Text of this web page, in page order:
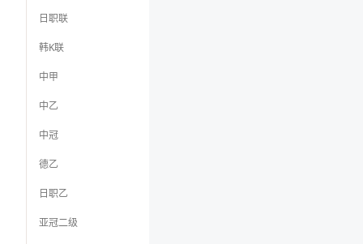
日职联
韩K联
中甲
中乙
中冠
德乙
日职乙
亚冠二级